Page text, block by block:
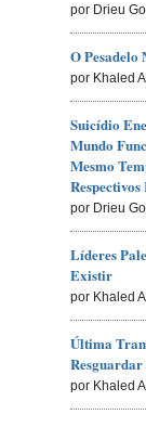
por Drieu
O
por Khaled
Suicídio
Mundo
Mesmo
Respectivos
por Drieu
Líderes
Existir
por Khaled
Última
por Khaled